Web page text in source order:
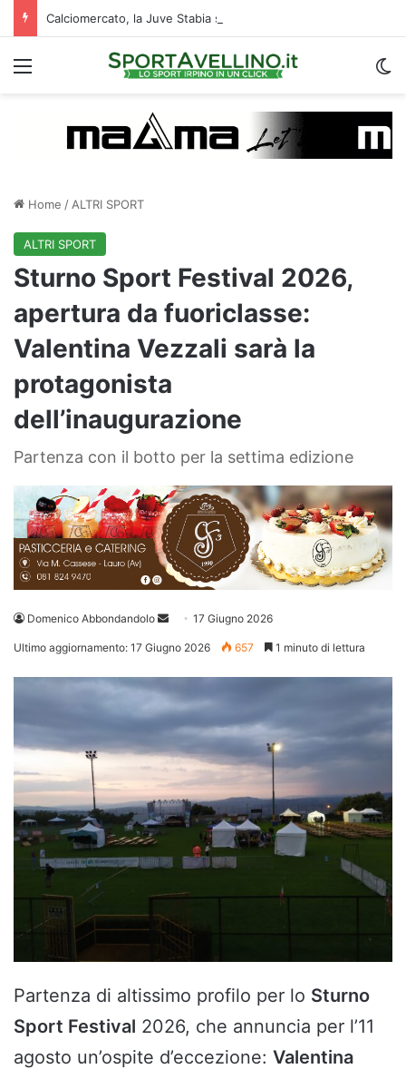
Menu
Home / ALTRI SPORT
ALTRI SPORT
Sturno Sport Festival 2026,
apertura da fuoriclasse:
Valentina Vezzali sarà la
protagonista
dell’inaugurazione
Partenza con il botto per la settima edizione
Domenico Abbondandolo
Invia 17 Giugno 2026
Ultimo aggiornamento: 17 Giugno 2026 657 1 minuto di lettura
Partenza di altissimo profilo per lo Sturno
Sport Festival 2026, che annuncia per l’11
agosto un’ospite d’eccezione: Valentina